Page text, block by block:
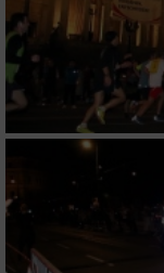
Verwendung von
personalisierter
Erstellung von
von Inhalten
Verwendung von
personalisierter
Messung der